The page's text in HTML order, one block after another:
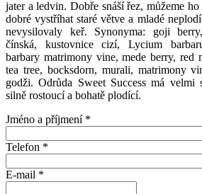
jater a ledvin. Dobře snáší řez, můžeme
dobré vystříhat staré větve a mladé
nevysilovaly keř. Synonyma: goji
čínská, kustovnice cizí, Lycium
barbary matrimony vine, mede berry, red
tea tree, bocksdorn, murali, matrimony
godži. Odrůda Sweet Success má velmi
silně rostoucí a bohatě plodící.
Jméno a příjmení *
Telefon *
E-mail *